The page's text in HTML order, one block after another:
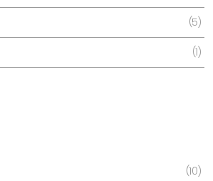
5
1
10